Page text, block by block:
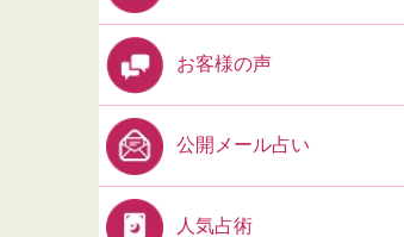
お客様の声
公開メール占い
人気占術